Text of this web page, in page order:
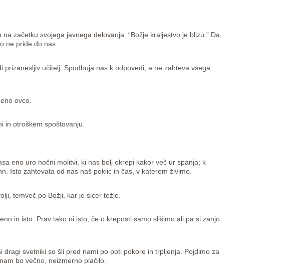
začetku svojega javnega delovanja. “Božje kraljestvo je blizu.” Da,
ne pride do nas.
prizanesljiv učitelj: Spodbuja nas k odpovedi, a ne zahteva vsega
ovco.
in otroškem spoštovanju.
eno uro nočni molitvi, ki nas bolj okrepi kakor več ur spanja; k
Isto zahtevata od nas naš poklic in čas, v katerem živimo.
temveč po Božji, kar je sicer težje.
in isto. Prav tako ni isto, če o kreposti samo slišimo ali pa si zanjo
svetniki so šli pred nami po poti pokore in trpljenja. Pojdimo za
bo večno, neizmerno plačilo.